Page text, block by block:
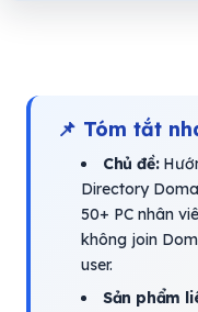
📌 Tóm tắt
Chủ đề:
Directory
50+ PC nhân
không join
user.
Sản phẩm